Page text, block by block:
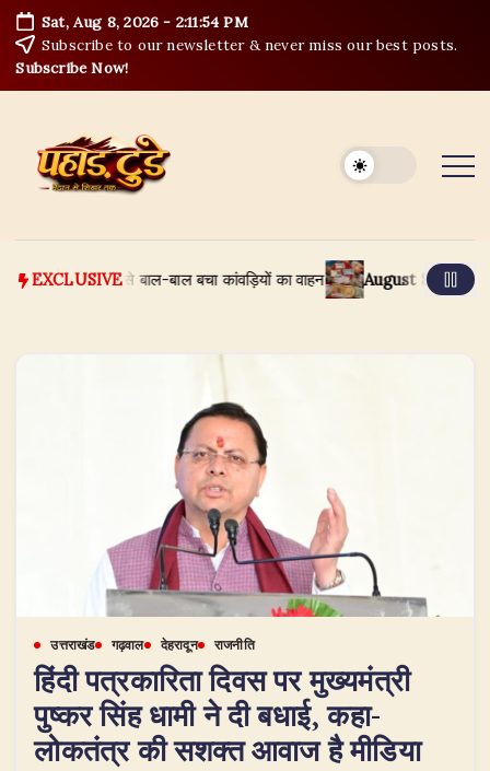
Skip
to
content
Sat, Aug 8, 2026 - 2:11:54 PM
Subscribe to our newsletter & never miss our best posts.
Subscribe Now!
EXCLUSIVE
नदी में समाने से बाल-बाल बचा कांवड़ियों का वाहन August 8, 2026
उत्तराखंड गढ़वाल देहरादून राजनीति
हिंदी पत्रकारिता दिवस पर मुख्यमंत्री
पुष्कर सिंह धामी ने दी बधाई, कहा-
लोकतंत्र की सशक्त आवाज है मीडिया